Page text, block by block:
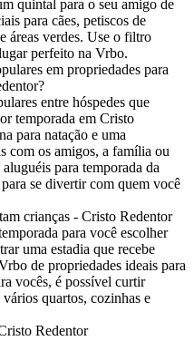
quintal para o seu amigo de
para cães, petiscos de
áreas verdes. Use o filtro
perfeito na Vrbo.
em propriedades para
entre hóspedes que
temporada em Cristo
para natação e uma
com os amigos, a família ou
para temporada da
se divertir com quem você
crianças - Cristo Redentor
para você escolher
uma estadia que recebe
de propriedades ideais para
vocês, é possível curtir
quartos, cozinhas e
Redentor